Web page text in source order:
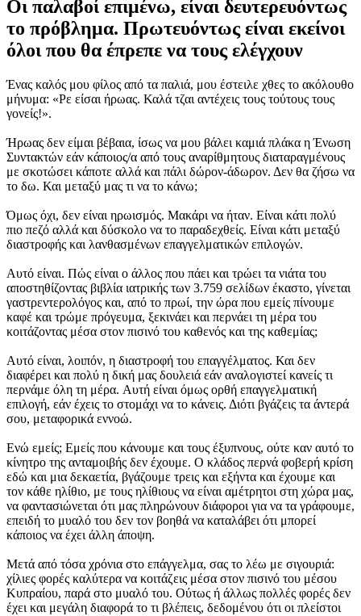
Οι παλαβοί επιμένω, είναι δευτερευόντως
το πρόβλημα. Πρωτευόντως είναι εκείνοι
όλοι που θα έπρεπε να τους ελέγχουν
Ένας καλός μου φίλος από τα παλιά, μου έστειλε χθες το ακόλουθο
μήνυμα: «Ρε είσαι ήρωας. Καλά τζαι αντέχεις τους τούτους τους
γονείς!».
Ήρωας δεν είμαι βέβαια, ίσως να μου βάλει καμιά πλάκα η Ένωση
Συντακτών εάν κάποιος/α από τους αναρίθμητους διαταραγμένους
με σκοτώσει κάποτε αλλά και πάλι δώρον-άδωρον. Δεν θα ζήσω να
το δω. Και μεταξύ μας τι να το κάνω;
Όμως όχι, δεν είναι ηρωισμός. Μακάρι να ήταν. Είναι κάτι πολύ
πιο πεζό αλλά και δύσκολο να το παραδεχθείς. Είναι κάτι μεταξύ
διαστροφής και λανθασμένων επαγγελματικών επιλογών.
Αυτό είναι. Πώς είναι ο άλλος που πάει και τρώει τα νιάτα του
αποστηθίζοντας βιβλία ιατρικής των 3.759 σελίδων έκαστο, γίνεται
γαστρεντερολόγος και, από το πρωί, την ώρα που εμείς πίνουμε
καφέ και τρώμε πρόγευμα, ξεκινάει και περνάει τη μέρα του
κοιτάζοντας μέσα στον πισινό του καθενός και της καθεμίας;
Αυτό είναι, λοιπόν, η διαστροφή του επαγγέλματος. Και δεν
διαφέρει και πολύ η δική μας δουλειά εάν αναλογιστεί κανείς τι
περνάμε όλη τη μέρα. Αυτή είναι όμως ορθή επαγγελματική
επιλογή, εάν έχεις το στομάχι να το κάνεις. Διότι βγάζεις τα άντερά
σου, μεταφορικά εννοώ.
Ενώ εμείς; Εμείς που κάνουμε και τους έξυπνους, ούτε καν αυτό το
κίνητρο της ανταμοιβής δεν έχουμε. Ο κλάδος περνά φοβερή κρίση
εδώ και μια δεκαετία, βγάζουμε τρεις και εξήντα και έχουμε και
τον κάθε ηλίθιο, με τους ηλίθιους να είναι αμέτρητοι στη χώρα μας,
να φαντασιώνεται ότι μας πληρώνουν διάφοροι για να τα γράφουμε,
επειδή το μυαλό του δεν τον βοηθά να καταλάβει ότι μπορεί
κάποιος να έχει άλλη άποψη.
Μετά από τόσα χρόνια στο επάγγελμα, σας το λέω με σιγουριά:
χίλιες φορές καλύτερα να κοιτάζεις μέσα στον πισινό του μέσου
Κυπραίου, παρά στο μυαλό του. Ούτως ή άλλως πολλές φορές δεν
έχει και μεγάλη διαφορά το τι βλέπεις, δεδομένου ότι οι πλείστοι